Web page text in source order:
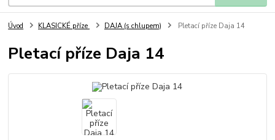
Úvod KLASICKÉ příze DAJA (s chlupem) Pletací příze Daja 14
Pletací příze Daja 14